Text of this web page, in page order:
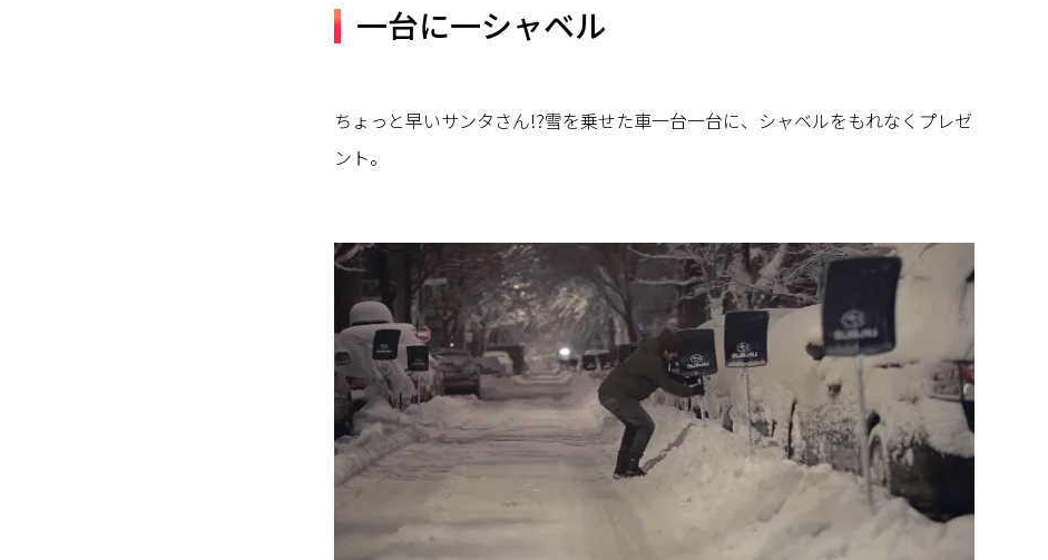
一台に一シャベル
ちょっと早いサンタさん!?雪を乗せた車一台一台に、シャベルをもれなくプレゼ
ント。